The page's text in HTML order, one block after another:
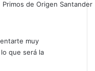
Primos de Origen Santander
muy
que será la